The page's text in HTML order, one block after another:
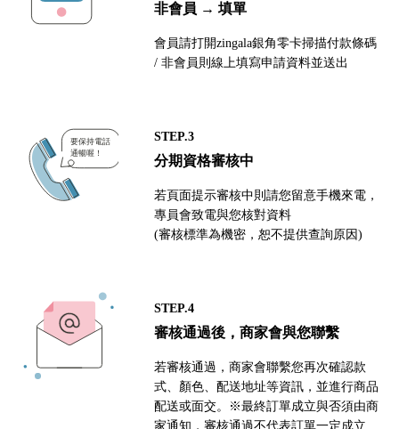
非會員 → 填單
會員請打開zingala銀角零卡掃描付款條碼
/ 非會員則線上填寫申請資料並送出
STEP.3
分期資格審核中
若頁面提示審核中則請您留意手機來電，
專員會致電與您核對資料
(審核標準為機密，恕不提供查詢原因)
STEP.4
審核通過後，商家會與您聯繫
若審核通過，商家會聯繫您再次確認款
式、顏色、配送地址等資訊，並進行商品
配送或面交。※最終訂單成立與否須由商
家通知，審核通過不代表訂單一定成立